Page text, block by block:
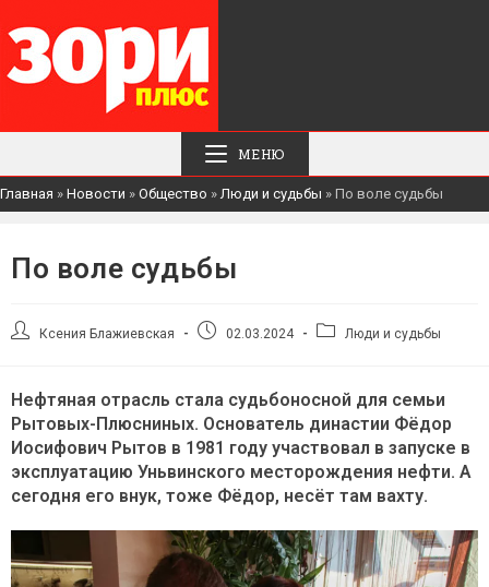
МЕНЮ
Главная » Новости » Общество »Люди и судьбы » По воле судьбы
По воле судьбы
АвторКсения Блажиевская
Запись02.03.2024
РубрикаЛюди и судьбы
Нефтяная отрасль стала судьбоносной для семьи
Рытовых-Плюсниных. Основатель династии Фёдор
Иосифович Рытов в 1981 году участвовал в запуске в
эксплуатацию Уньвинского месторождения нефти. А
сегодня его внук, тоже Фёдор, несёт там вахту.